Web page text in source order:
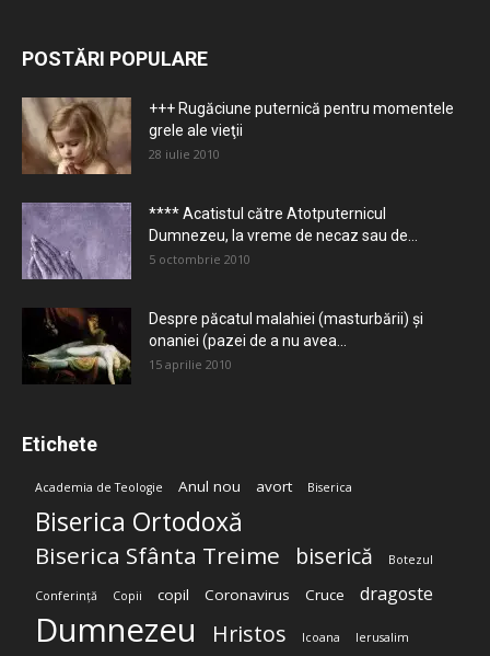
POSTĂRI POPULARE
+++ Rugăciune puternică pentru momentele
grele ale vieţii
28 iulie 2010
**** Acatistul către Atotputernicul
Dumnezeu, la vreme de necaz sau de...
5 octombrie 2010
Despre păcatul malahiei (masturbării) şi
onaniei (pazei de a nu avea...
15 aprilie 2010
Etichete
Academia de Teologie Anul nou avort Biserica
Biserica Ortodoxă
Biserica Sfânta Treime biserică Botezul
Conferință Copii copil Coronavirus Cruce dragoste
Dumnezeu Hristos Icoana Ierusalim